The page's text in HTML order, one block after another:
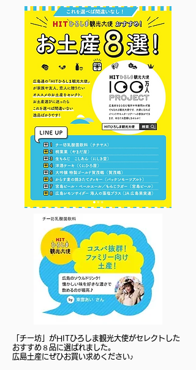
​「チー坊」がHITひろしま観光大使がセレクトした
おすすめ８品に選ばれました。
​広島土産にぜひお買い求めください♪